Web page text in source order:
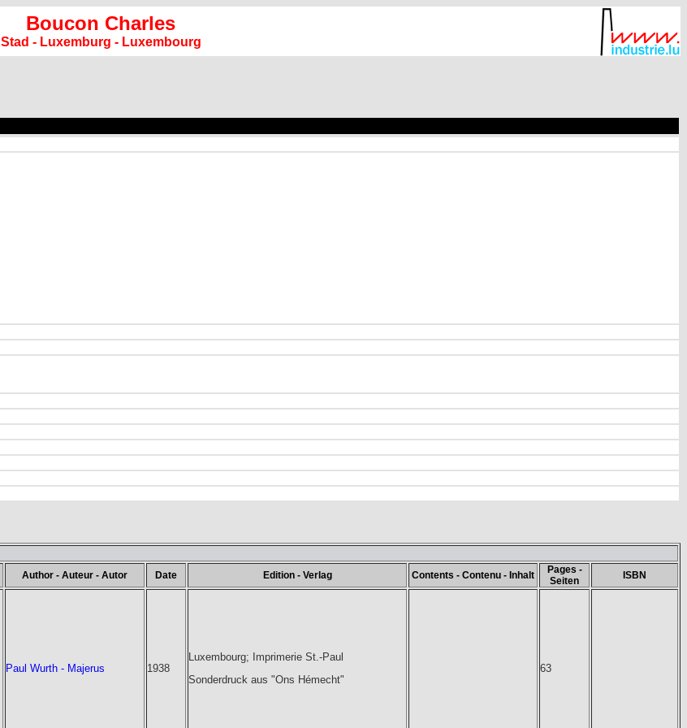
Boucon Charles
Stad - Luxemburg - Luxembourg
Author - Auteur - Autor Date Edition - Verlag Contents - Contenu - Inhalt
Pages -
Seiten
ISBN
Paul Wurth - Majerus 1938
Luxembourg; Imprimerie St.-Paul
Sonderdruck aus "Ons Hémecht"
63